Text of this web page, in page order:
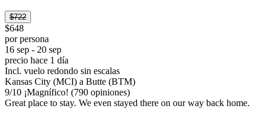
$722
$648
por persona
16 sep - 20 sep
precio hace 1 día
Incl. vuelo redondo sin escalas
Kansas City (MCI) a Butte (BTM)
9/10 ¡Magnífico! (790 opiniones)
Great place to stay. We even stayed there on our way back home.